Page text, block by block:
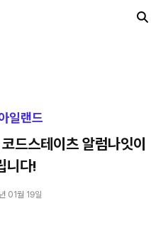
일랜드
드스테이츠 알럼나잇이
니다!
01월 19일